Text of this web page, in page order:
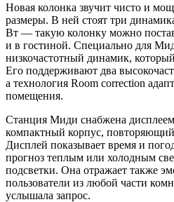
Новая колонка звучит чисто и
размеры. В ней стоят три
Вт — такую колонку можно
и в гостиной. Специально для
низкочастотный динамик,
Его поддерживают два
а технология Room correction
помещения.
Станция Миди снабжена
компактный корпус,
Дисплей показывает время и
прогноз теплым или холодным
подсветки. Она отражает также
пользователи из любой части
услышала запрос.